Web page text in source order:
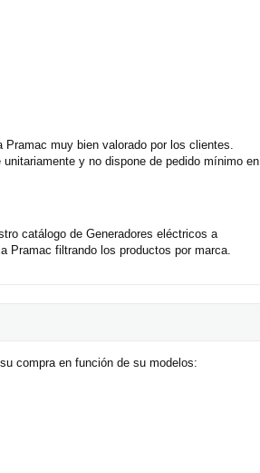
Pramac muy bien valorado por los clientes.
y no dispone de pedido mínimo en
catálogo de Generadores eléctricos a
Pramac filtrando los productos por marca.
compra en función de su modelos: